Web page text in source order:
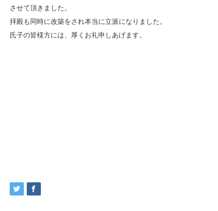
させて頂きました。
拝殿も同時に改築をされ本当に立派になりました。
氏子の皆様方には、厚くお礼申しあげます。